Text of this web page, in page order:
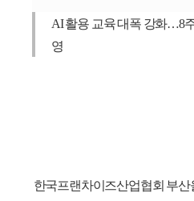
AI 활용 교육 대폭 강화…8
영
한국프랜차이즈산업협회 부산